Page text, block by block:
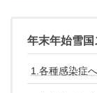
年末年始雪国
1.各種感染症